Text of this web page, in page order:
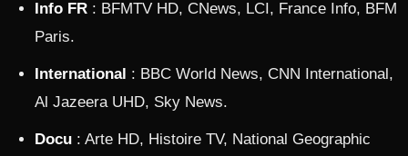
Info FR : BFMTV HD, CNews, LCI, France Info, BFM
Paris.
International : BBC World News, CNN International,
Al Jazeera UHD, Sky News.
Docu : Arte HD, Histoire TV, National Geographic